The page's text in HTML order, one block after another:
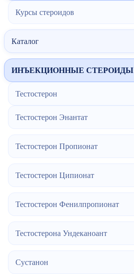
Курсы стероидов
Каталог
ИНЪЕКЦИОННЫЕ СТЕРОИДЫ
Тестостерон
Тестостерон Энантат
Тестостерон Пропионат
Тестостерон Ципионат
Тестостерон Фенилпропионат
Тестостерона Ундеканоант
Сустанон